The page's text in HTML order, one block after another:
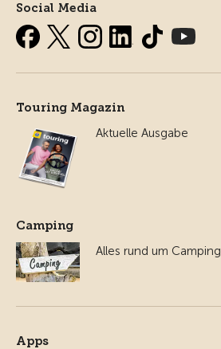
Social Media
Touring Magazin
Aktuelle Ausgabe
Camping
Alles rund um Camping
Apps